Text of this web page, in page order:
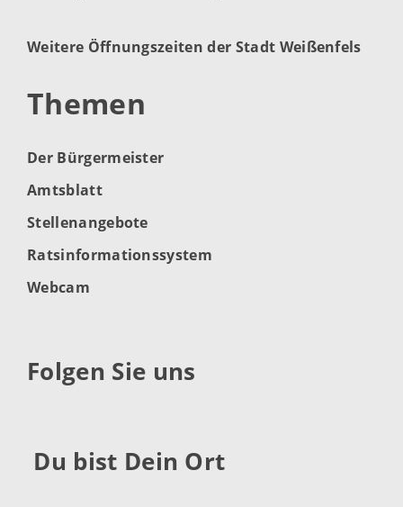
Weitere Öffnungszeiten der Stadt Weißenfels
Themen
Der Bürgermeister
Amtsblatt
Stellenangebote
Ratsinformationssystem
Webcam
Folgen Sie uns
Du bist Dein Ort